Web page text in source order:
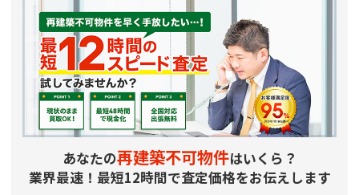
あなたの再建築不可物件はいくら？
業界最速！最短12時間で査定価格をお伝えします